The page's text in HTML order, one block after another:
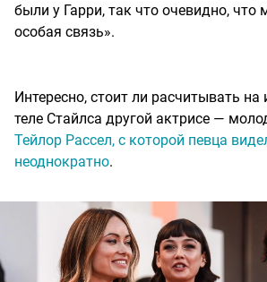
были у Гарри, так что очевидно,
особая связь».
Интересно, стоит ли расчитывать на
теле Стайлса другой актрисе —
Тейлор Рассел, с которой певца
неоднократно.